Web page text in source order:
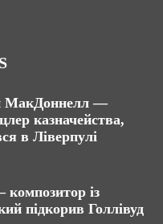
МакДоннелл —
казначейства,
в Ліверпулі
із
підкорив Голлівуд